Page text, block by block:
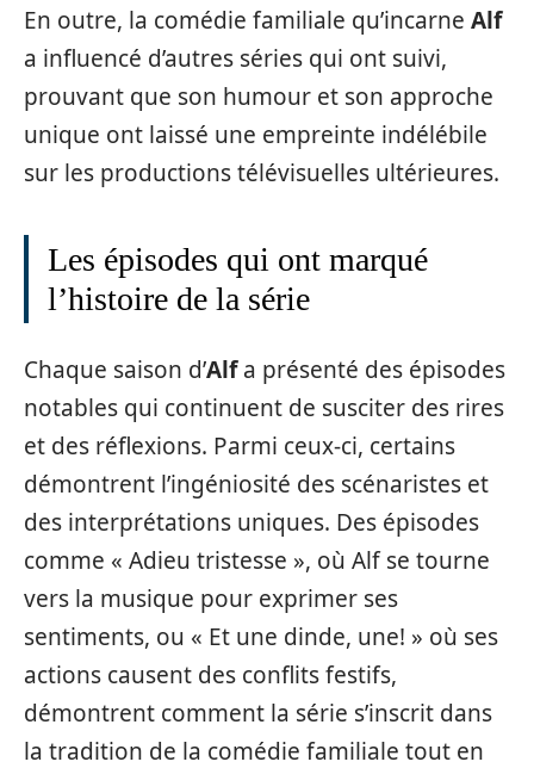
En outre, la comédie familiale qu’incarne Alf
a influencé d’autres séries qui ont suivi,
prouvant que son humour et son approche
unique ont laissé une empreinte indélébile
sur les productions télévisuelles ultérieures.
Les épisodes qui ont marqué
l’histoire de la série
Chaque saison d’Alfa présenté des épisodes
notables qui continuent de susciter des rires
et des réflexions. Parmi ceux-ci, certains
démontrent l’ingéniosité des scénaristes et
des interprétations uniques. Des épisodes
comme « Adieu tristesse », où Alf se tourne
vers la musique pour exprimer ses
sentiments, ou « Et une dinde, une! » où ses
actions causent des conflits festifs,
démontrent comment la série s’inscrit dans
la tradition de la comédie familiale tout en